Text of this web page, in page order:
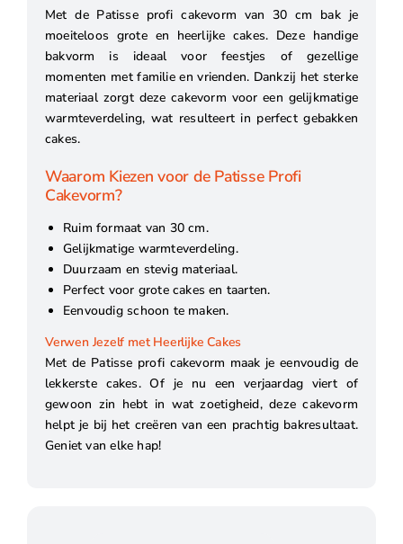
Met de Patisse profi cakevorm van 30 cm bak je
moeiteloos grote en heerlijke cakes. Deze handige
bakvorm is ideaal voor feestjes of gezellige
momenten met familie en vrienden. Dankzij het sterke
materiaal zorgt deze cakevorm voor een gelijkmatige
warmteverdeling, wat resulteert in perfect gebakken
cakes.
Waarom Kiezen voor de Patisse Profi
Cakevorm?
Ruim formaat van 30 cm.
Gelijkmatige warmteverdeling.
Duurzaam en stevig materiaal.
Perfect voor grote cakes en taarten.
Eenvoudig schoon te maken.
Verwen Jezelf met Heerlijke Cakes
Met de Patisse profi cakevorm maak je eenvoudig de
lekkerste cakes. Of je nu een verjaardag viert of
gewoon zin hebt in wat zoetigheid, deze cakevorm
helpt je bij het creëren van een prachtig bakresultaat.
Geniet van elke hap!